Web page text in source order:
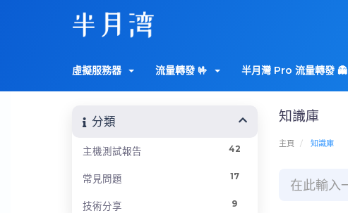
虛擬服務器 流量轉發 🤟 半月灣 Pro 流量轉發 👻
知識庫
主頁 知識庫
分類
42
主機測試報告
17
常見問題
9
技術分享